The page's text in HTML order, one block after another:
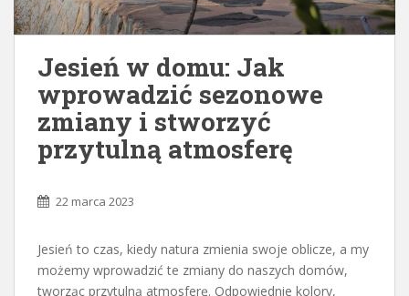
Jesień w domu: Jak
wprowadzić sezonowe
zmiany i stworzyć
przytulną atmosferę
22 marca 2023
Jesień to czas, kiedy natura zmienia swoje oblicze, a my
możemy wprowadzić te zmiany do naszych domów,
tworząc przytulną atmosferę. Odpowiednie kolory,